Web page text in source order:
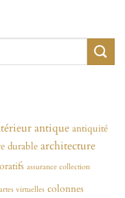
antique antiquité
durable architecture
assurance collection
virtuelles colonnes